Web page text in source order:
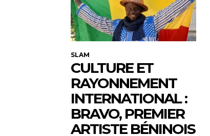
SLAM
CULTURE ET
RAYONNEMENT
INTERNATIONAL :
BRAVO, PREMIER
ARTISTE BÉNINOIS